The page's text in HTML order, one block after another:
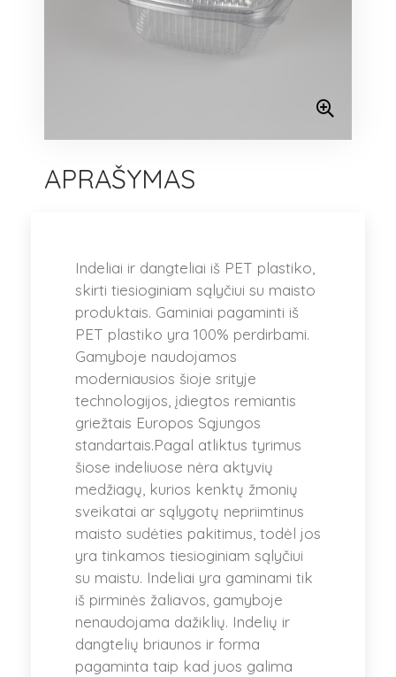
APRAŠYMAS
Indeliai ir dangteliai iš PET plastiko,
skirti tiesioginiam sąlyčiui su maisto
produktais. Gaminiai pagaminti iš
PET plastiko yra 100% perdirbami.
Gamyboje naudojamos
moderniausios šioje srityje
technologijos, įdiegtos remiantis
griežtais Europos Sąjungos
standartais.Pagal atliktus tyrimus
šiose indeliuose nėra aktyvių
medžiagų, kurios kenktų žmonių
sveikatai ar sąlygotų nepriimtinus
maisto sudėties pakitimus, todėl jos
yra tinkamos tiesioginiam sąlyčiui
su maistu. Indeliai yra gaminami tik
iš pirminės žaliavos, gamyboje
nenaudojama dažiklių. Indelių ir
dangtelių briaunos ir forma
pagaminta taip kad juos galima